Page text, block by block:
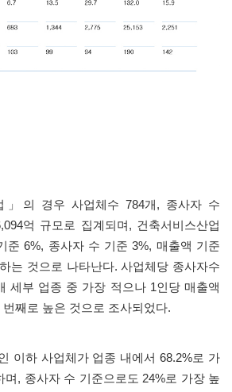
」 의 경우 사업체수 784개 , 종사자 수
억 규모로 집계되며 , 건축서비스산업
준6%, 종사자 수 기준3%, 매출액 기준
는 것으로 나타난다.사업체당 종사자수
세부 업종 중 가장 적으나 1인당 매출액
번째로 높은 것으로 조사되었다.
이하 사업체가 업종 내에서68.2%로 가
며 , 종사자 수 기준으로도 24%로 가장 높